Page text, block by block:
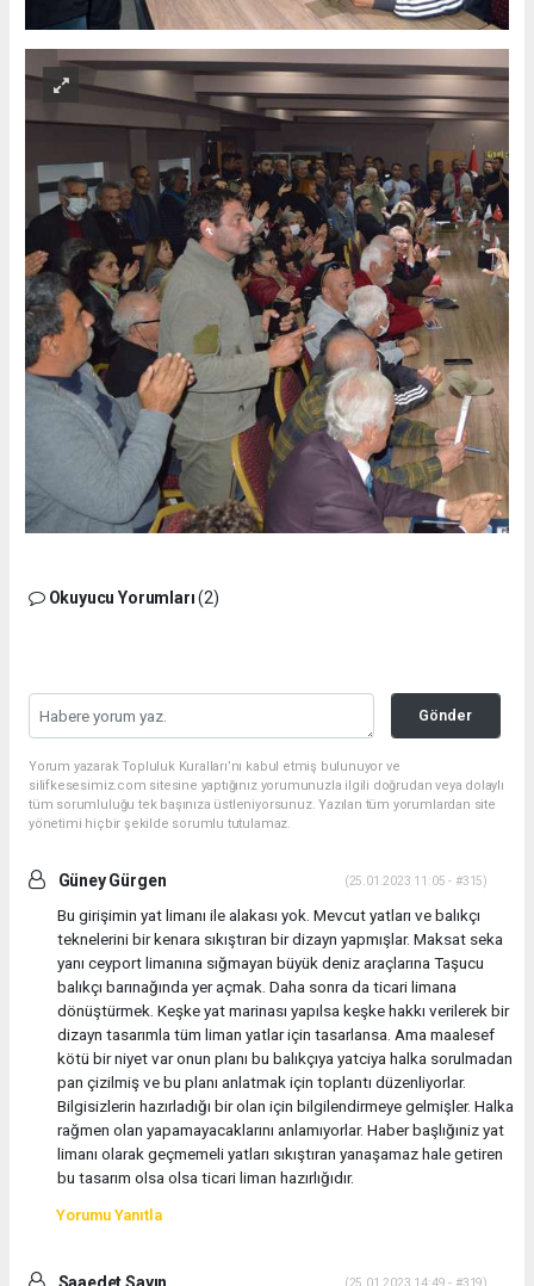
Okuyucu Yorumları(2)
Gönder
Yorum yazarak Topluluk Kuralları’nı kabul etmiş bulunuyor ve
silifkesesimiz.com sitesine yaptığınız yorumunuzla ilgili doğrudan veya dolaylı
tüm sorumluluğu tek başınıza üstleniyorsunuz. Yazılan tüm yorumlardan site
yönetimi hiçbir şekilde sorumlu tutulamaz.
Güney Gürgen (25.01.2023 11:05 - #315)
Bu girişimin yat limanı ile alakası yok. Mevcut yatları ve balıkçı
teknelerini bir kenara sıkıştıran bir dizayn yapmışlar. Maksat seka
yanı ceyport limanına sığmayan büyük deniz araçlarına Taşucu
balıkçı barınağında yer açmak. Daha sonra da ticari limana
dönüştürmek. Keşke yat marinası yapılsa keşke hakkı verilerek bir
dizayn tasarımla tüm liman yatlar için tasarlansa. Ama maalesef
kötü bir niyet var onun planı bu balıkçıya yatciya halka sorulmadan
pan çizilmiş ve bu planı anlatmak için toplantı düzenliyorlar.
Bilgisizlerin hazırladığı bir olan için bilgilendirmeye gelmişler. Halka
rağmen olan yapamayacaklarını anlamıyorlar. Haber başlığıniz yat
limanı olarak geçmemeli yatları sıkıştıran yanaşamaz hale getiren
bu tasarım olsa olsa ticari liman hazırlığıdır.
Yorumu Yanıtla
Saaedet Sayın (25.01.2023 14:49 - #319)